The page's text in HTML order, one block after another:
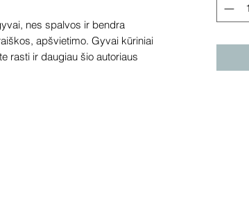
nes spalvos ir bendra
apšvietimo. Gyvai kūriniai
rasti ir daugiau šio autoriaus